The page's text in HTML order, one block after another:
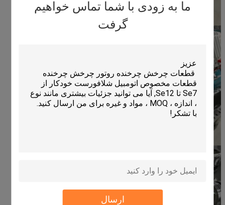
ما به زودی با شما تماس خواهیم
گرفت
ارسال